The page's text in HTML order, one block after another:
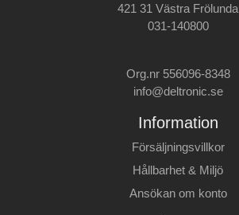
421 31 Västra Frölunda
031-140800
Org.nr 556096-8348
info@deltronic.se
Information
Försäljningsvillkor
Hållbarhet & Miljö
Ansökan om konto